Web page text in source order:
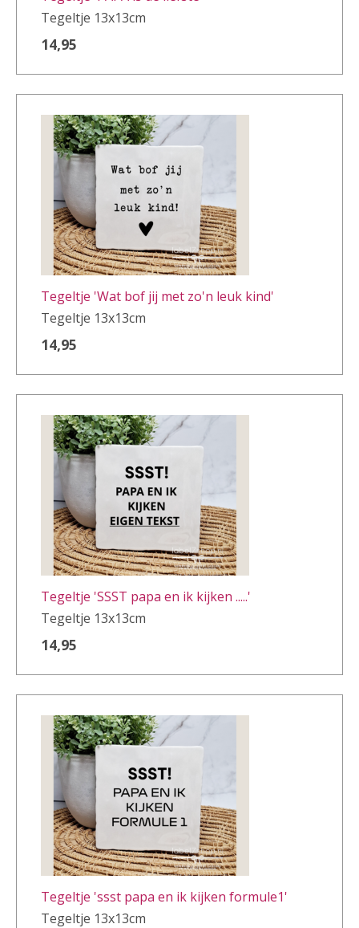
Tegeltje 13x13cm
14,95
Tegeltje 'Wat bof jij met zo'n leuk kind'
Tegeltje 13x13cm
14,95
Tegeltje 'SSST papa en ik kijken .....'
Tegeltje 13x13cm
14,95
Tegeltje 'ssst papa en ik kijken formule1'
Tegeltje 13x13cm